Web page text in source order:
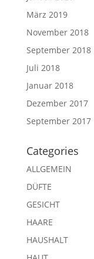
März 2019
November 2018
September 2018
Juli 2018
Januar 2018
Dezember 2017
September 2017
Categories
ALLGEMEIN
DÜFTE
GESICHT
HAARE
HAUSHALT